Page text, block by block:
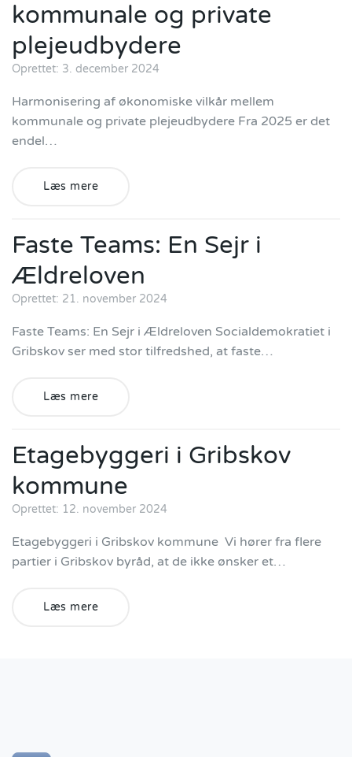
kommunale og private
plejeudbydere
Oprettet: 3. december 2024
Harmonisering af økonomiske vilkår mellem
kommunale og private plejeudbydere Fra 2025 er det
endel…
Læs mere
Faste Teams: En Sejr i
Ældreloven
Oprettet: 21. november 2024
Faste Teams: En Sejr i Ældreloven Socialdemokratiet i
Gribskov ser med stor tilfredshed, at faste…
Læs mere
Etagebyggeri i Gribskov
kommune
Oprettet: 12. november 2024
Etagebyggeri i Gribskov kommune Vi hører fra flere
partier i Gribskov byråd, at de ikke ønsker et…
Læs mere